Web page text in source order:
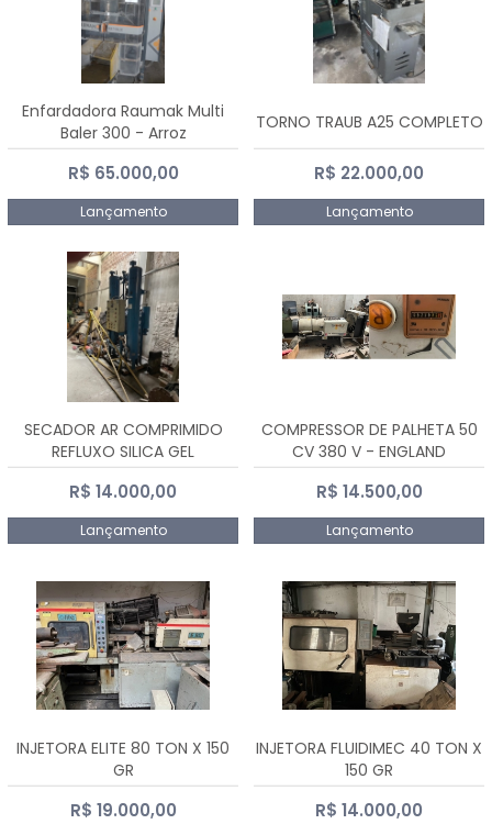
Enfardadora Raumak Multi
Baler 300 - Arroz
R$ 65.000,00
Lançamento
TORNO TRAUB A25 COMPLETO
R$ 22.000,00
Lançamento
SECADOR AR COMPRIMIDO
REFLUXO SILICA GEL
R$ 14.000,00
Lançamento
COMPRESSOR DE PALHETA 50
CV 380 V - ENGLAND
R$ 14.500,00
Lançamento
INJETORA ELITE 80 TON X 150
GR
R$ 19.000,00
INJETORA FLUIDIMEC 40 TON X
150 GR
R$ 14.000,00